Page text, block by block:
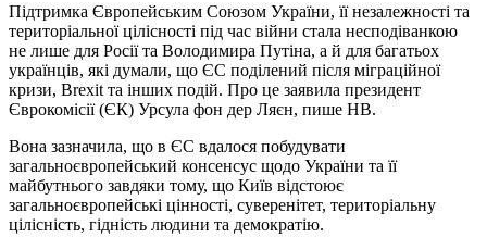
Підтримка Європейським Союзом України, її незалежності та
територіальної цілісності під час війни стала несподіванкою
не лише для Росії та Володимира Путіна, а й для багатьох
українців, які думали, що ЄС поділений після міграційної
кризи, Brexit та інших подій. Про це заявила президент
Єврокомісії (ЄК) Урсула фон дер Ляєн, пише НВ.
Вона зазначила, що в ЄС вдалося побудувати
загальноєвропейський консенсус щодо України та її
майбутнього завдяки тому, що Київ відстоює
загальноєвропейські цінності, суверенітет, територіальну
цілісність, гідність людини та демократію.